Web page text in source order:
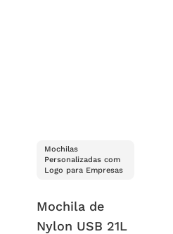
Mochilas
Personalizadas com
Logo para Empresas
Mochila de
Nylon USB 21L